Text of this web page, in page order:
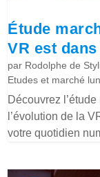
Étude
VR est
par Rodolphe de
Etudes et marché
Découvrez
l’évolution de la
votre quotidien